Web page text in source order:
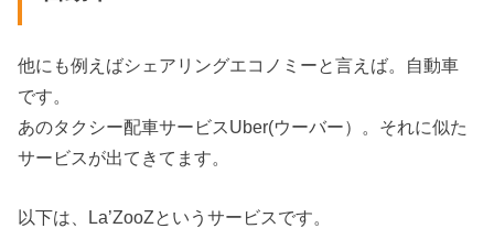
他にも例えばシェアリングエコノミーと言えば。自動車
です。
あのタクシー配車サービスUber(ウーバー）。それに似た
サービスが出てきてます。
以下は、La’ZooZというサービスです。